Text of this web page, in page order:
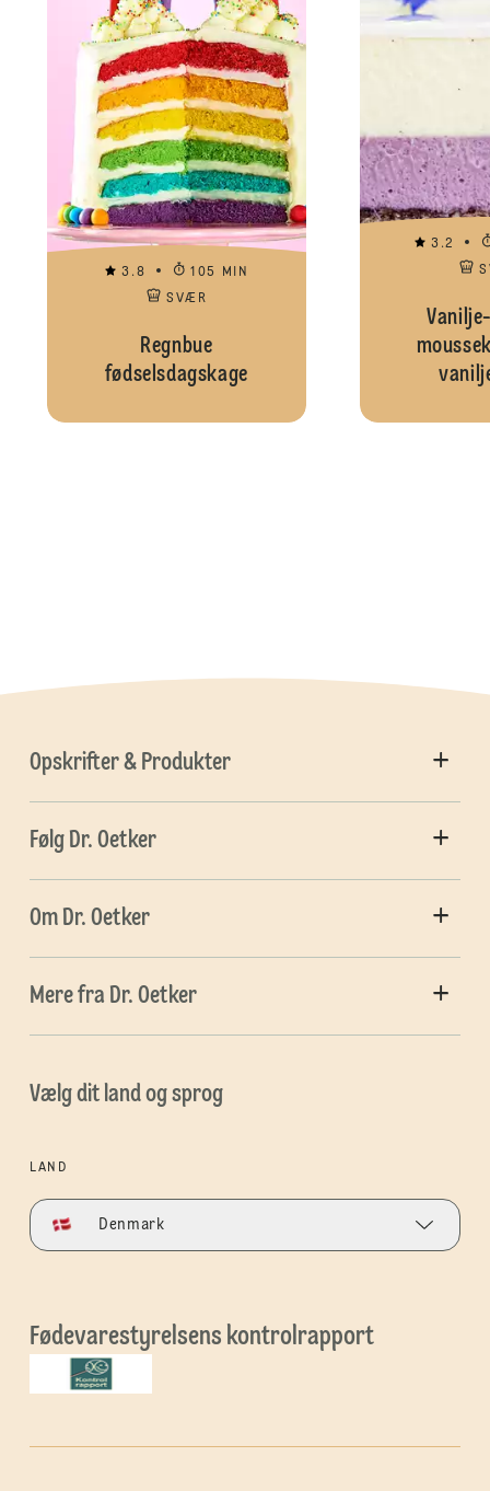
3.8
105 MIN
SVÆR
Regnbue
fødselsdagskage
3.2
Opskrifter & Produkter
Følg Dr. Oetker
Om Dr. Oetker
Mere fra Dr. Oetker
Vælg dit land og sprog
LAND
Denmark
Fødevarestyrelsens kontrolrapport